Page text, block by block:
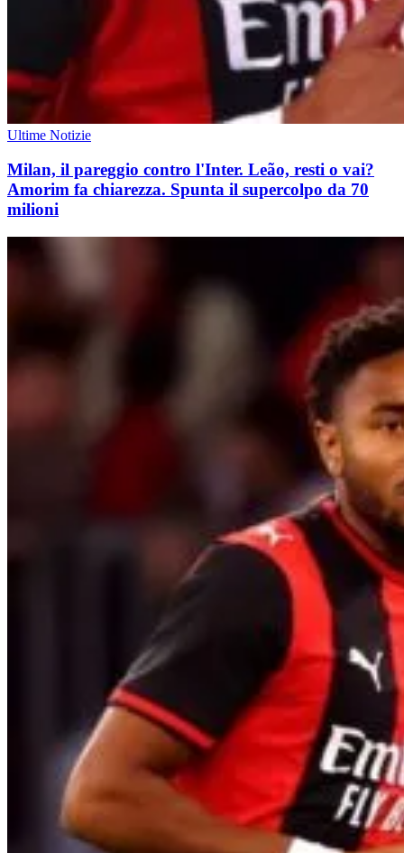
Ultime Notizie
Milan, il pareggio contro l'Inter. Leão, resti o vai?
Amorim fa chiarezza. Spunta il supercolpo da 70
milioni